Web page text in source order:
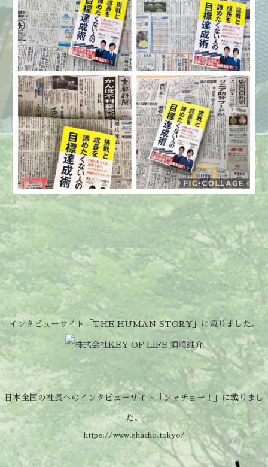
インタビューサイト「THE HUMAN STORY」に載りました。
日本全国の社長へのインタビューサイト「シャチョー！」に載りまし
た。
https://www.shacho.tokyo/